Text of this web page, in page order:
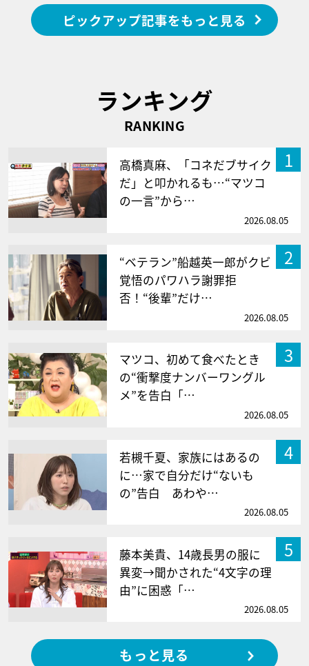
ピックアップ記事をもっと見る
ランキング
RANKING
1
高橋真麻、「コネだブサイク
だ」と叩かれるも…“マツコ
の一言”から…
2026.08.05
2
“ベテラン”船越英一郎がクビ
覚悟のパワハラ謝罪拒
否！“後輩”だけ…
2026.08.05
3
マツコ、初めて食べたとき
の“衝撃度ナンバーワングル
メ”を告白「…
2026.08.05
4
若槻千夏、家族にはあるの
に…家で自分だけ“ないも
の”告白 あわや…
2026.08.05
5
藤本美貴、14歳長男の服に
異変→聞かされた“4文字の理
由”に困惑「…
2026.08.05
もっと見る